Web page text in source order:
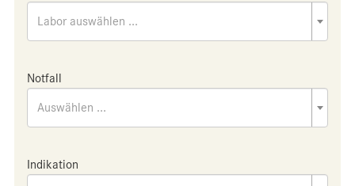
Labor auswählen ...
Notfall
Auswählen ...
Indikation